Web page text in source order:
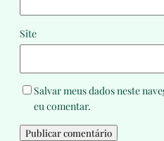
Site
Salvar meus dados neste
eu comentar.